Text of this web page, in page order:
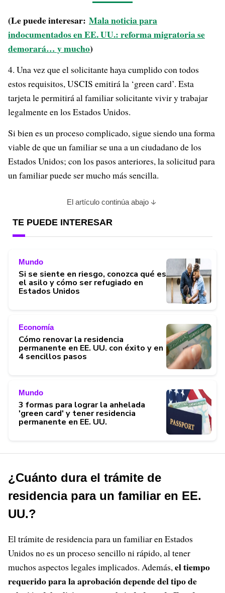
(Le puede interesar: Mala noticia para
indocumentados en EE. UU.: reforma migratoria se
demorará… y mucho)
4. Una vez que el solicitante haya cumplido con todos
estos requisitos, USCIS emitirá la ‘green card’. Esta
tarjeta le permitirá al familiar solicitante vivir y trabajar
legalmente en los Estados Unidos.
Si bien es un proceso complicado, sigue siendo una forma
viable de que un familiar se una a un ciudadano de los
Estados Unidos; con los pasos anteriores, la solicitud para
un familiar puede ser mucho más sencilla.
El artículo continúa abajo
TE PUEDE INTERESAR
Mundo
Si se siente en riesgo, conozca qué es
el asilo y cómo ser refugiado en
Estados Unidos
Economía
Cómo renovar la residencia
permanente en EE. UU. con éxito y en
4 sencillos pasos
Mundo
3 formas para lograr la anhelada
'green card' y tener residencia
permanente en EE. UU.
¿Cuánto dura el trámite de
residencia para un familiar en EE.
UU.?
El trámite de residencia para un familiar en Estados
Unidos no es un proceso sencillo ni rápido, al tener
muchos aspectos legales implicados. Además,el tiempo
requerido para la aprobación depende del tipo de